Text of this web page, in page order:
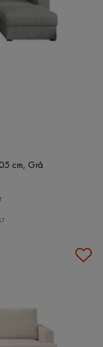
cm, Grå